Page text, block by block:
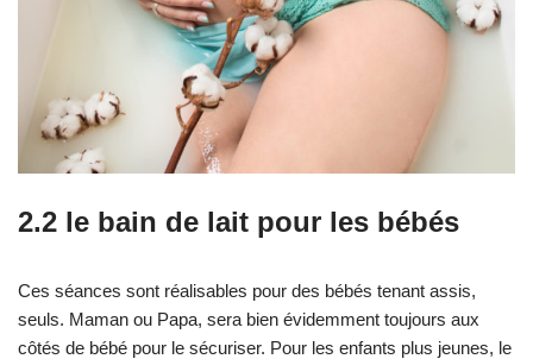
2.2 le bain de lait pour les bébés
Ces séances sont réalisables pour des bébés tenant assis,
seuls. Maman ou Papa, sera bien évidemment toujours aux
côtés de bébé pour le sécuriser. Pour les enfants plus jeunes, le